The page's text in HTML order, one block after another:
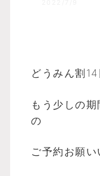
どうみん割
もう少しの
の
ご予約お願い